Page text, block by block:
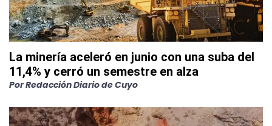
La minería aceleró en junio con una suba del
11,4% y cerró un semestre en alza
PorRedacción Diario de Cuyo